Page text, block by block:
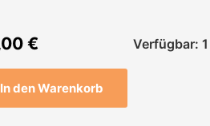
€ Verfügbar: 1
In den Warenkorb